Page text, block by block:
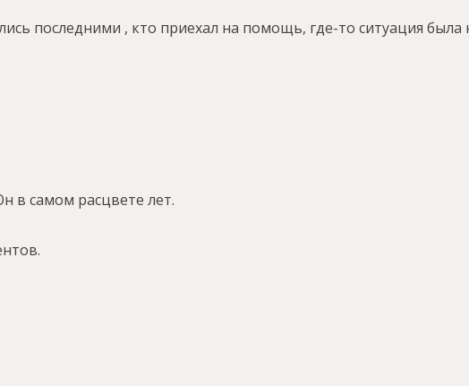
последними , кто приехал на помощь, где-то ситуация была
в самом расцвете лет.